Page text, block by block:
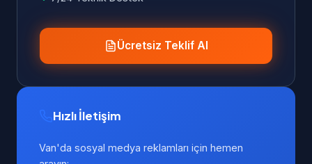
Ücretsiz Teklif Al
Hızlı İletişim
Van'da sosyal medya reklamları için hemen